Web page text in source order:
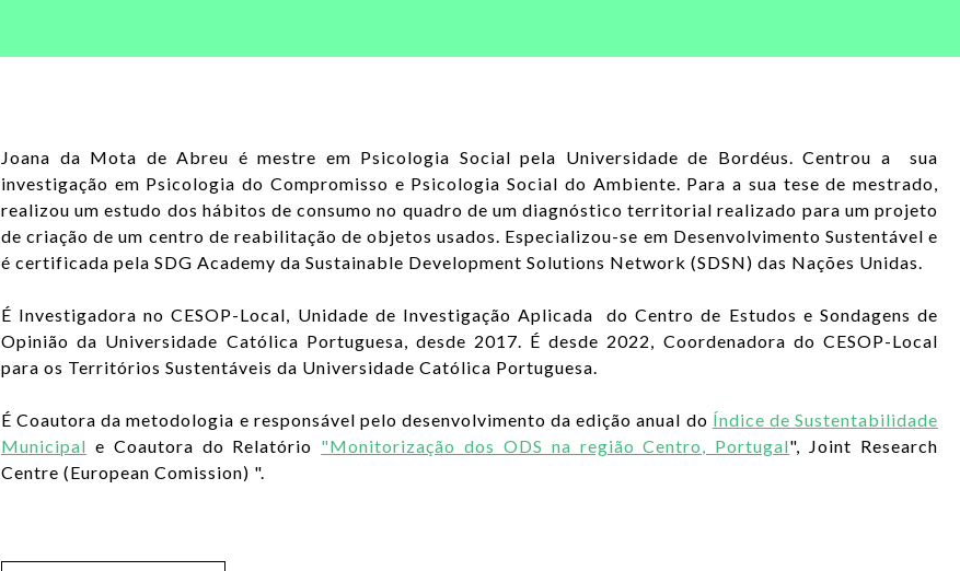
Joana da Mota de Abreu é mestre em Psicologia Social pela Universidade de Bordéus. Centrou a sua
investigação em Psicologia do Compromisso e Psicologia Social do Ambiente. Para a sua tese de mestrado,
realizou um estudo dos hábitos de consumo no quadro de um diagnóstico territorial realizado para um projeto
de criação de um centro de reabilitação de objetos usados. Especializou-se em Desenvolvimento Sustentável e
é certificada pela SDG Academy da Sustainable Development Solutions Network (SDSN) das Nações Unidas.
É Investigadora no CESOP-Local, Unidade de Investigação Aplicada do Centro de Estudos e Sondagens de
Opinião da Universidade Católica Portuguesa, desde 2017. É desde 2022, Coordenadora do CESOP-Local
para os Territórios Sustentáveis da Universidade Católica Portuguesa.
É Coautora da metodologia e responsável pelo desenvolvimento da edição anual do Índice de Sustentabilidade
Municipal e Coautora do Relatório "Monitorização dos ODS na região Centro, Portugal", Joint Research
Centre (European Comission) ".